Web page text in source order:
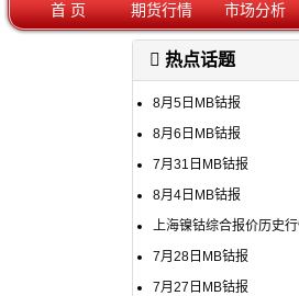
首 页 期货行情 市场分析
热点话题
8月5日MB钴报
8月6日MB钴报
7月31日MB钴报
8月4日MB钴报
上海镍钴综合报价历史行
7月28日MB钴报
7月27日MB钴报